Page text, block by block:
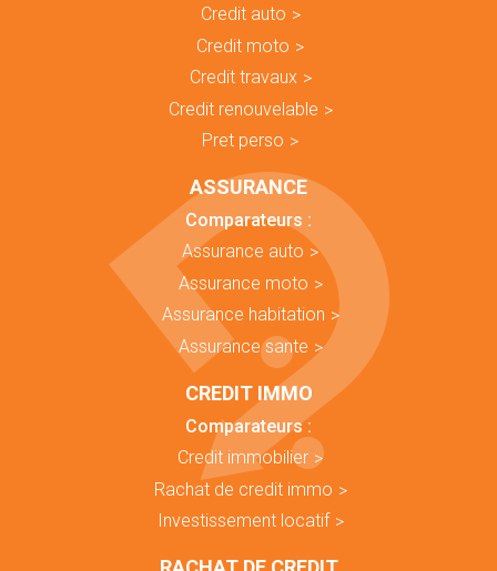
Credit auto
Credit moto
Credit travaux
Credit renouvelable
Pret perso
ASSURANCE
Comparateurs :
Assurance auto
Assurance moto
Assurance habitation
Assurance sante
CREDIT IMMO
Comparateurs :
Credit immobilier
Rachat de credit immo
Investissement locatif